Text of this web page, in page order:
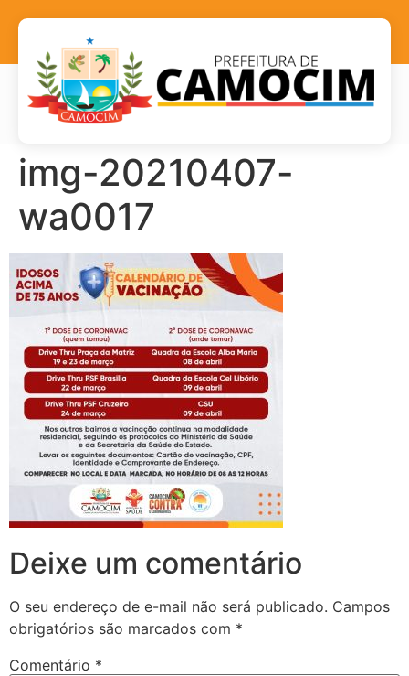
img-20210407-
wa0017
Deixe um comentário
O seu endereço de e-mail não será publicado. Campos
obrigatórios são marcados com *
Comentário *